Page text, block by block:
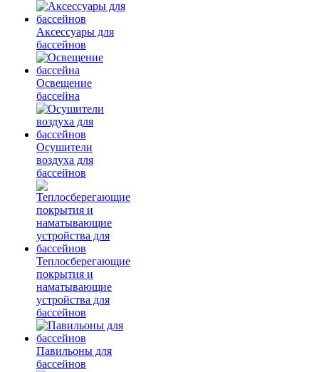
Аксессуары для
бассейнов
Освещение
бассейна
Осушители
воздуха для
бассейнов
Теплосберегающие
покрытия и
наматывающие
устройства для
бассейнов
Павильоны для
бассейнов